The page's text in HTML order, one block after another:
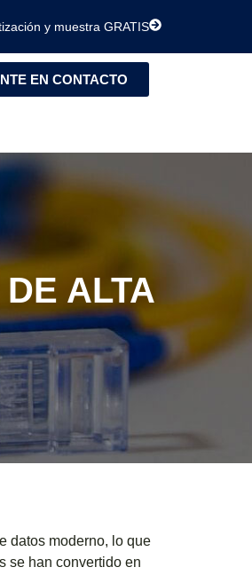
y muestra GRATIS
EN CONTACTO
ALTA
datos moderno, lo que
se han convertido en